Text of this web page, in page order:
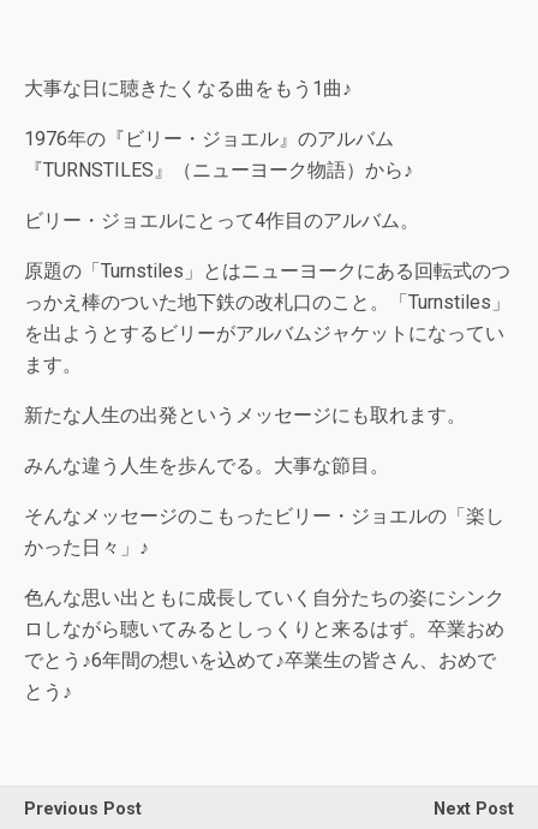
大事な日に聴きたくなる曲をもう1曲♪
1976年の『ビリー・ジョエル』のアルバム
『TURNSTILES』（ニューヨーク物語）から♪
ビリー・ジョエルにとって4作目のアルバム。
原題の「Turnstiles」とはニューヨークにある回転式のつ
っかえ棒のついた地下鉄の改札口のこと。「Turnstiles」
を出ようとするビリーがアルバムジャケットになってい
ます。
新たな人生の出発というメッセージにも取れます。
みんな違う人生を歩んでる。大事な節目。
そんなメッセージのこもったビリー・ジョエルの「楽し
かった日々」♪
色んな思い出ともに成長していく自分たちの姿にシンク
ロしながら聴いてみるとしっくりと来るはず。卒業おめ
でとう♪6年間の想いを込めて♪卒業生の皆さん、おめで
とう♪
Previous Post Next Post